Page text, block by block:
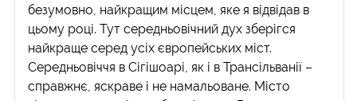
безумовно, найкращим місцем, яке я відвідав в
цьому році. Тут середньовічний дух зберігся
найкраще серед усіх європейських міст.
Середньовіччя в Сігішоарі, як і в Трансільванії –
справжнє, яскраве і не намальоване. Місто